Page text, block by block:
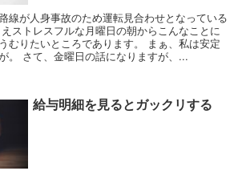
線が人身事故のため運転見合わせとなっている
ストレスフルな月曜日の朝からこんなことに
むりたいところであります。 まぁ、私は安定
。 さて、金曜日の話になりますが、...
給与明細を見るとガックリする